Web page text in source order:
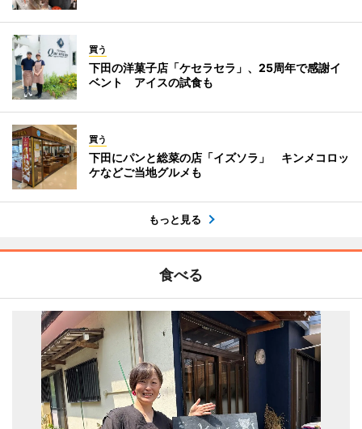
買う
下田の洋菓子店「ケセラセラ」、25周年で感謝イ
ベント アイスの試食も
買う
下田にパンと総菜の店「イズソラ」 キンメコロッ
ケなどご当地グルメも
もっと見る
食べる